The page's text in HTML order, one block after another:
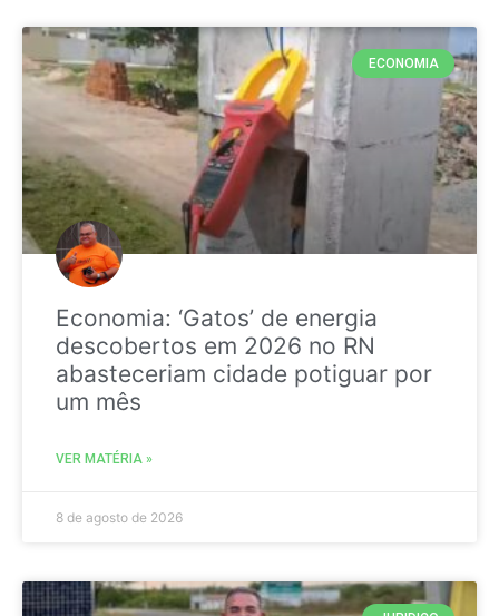
ECONOMIA
Economia: ‘Gatos’ de energia
descobertos em 2026 no RN
abasteceriam cidade potiguar por
um mês
VER MATÉRIA »
8 de agosto de 2026